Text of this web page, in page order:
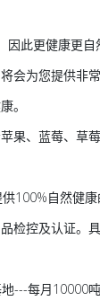
此更健康更自
会为您提供非常
。
果、蓝莓、草莓
100%自然健康
检控及认证。
---每月10000